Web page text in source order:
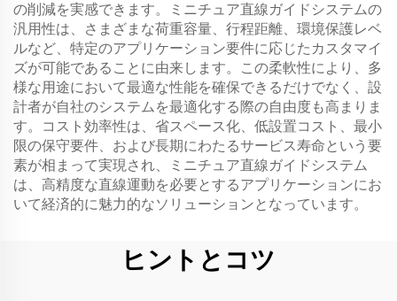
の削減を実感できます。ミニチュア直線ガイドシステムの
汎用性は、さまざまな荷重容量、行程距離、環境保護レベ
ルなど、特定のアプリケーション要件に応じたカスタマイ
ズが可能であることに由来します。この柔軟性により、多
様な用途において最適な性能を確保できるだけでなく、設
計者が自社のシステムを最適化する際の自由度も高まりま
す。コスト効率性は、省スペース化、低設置コスト、最小
限の保守要件、および長期にわたるサービス寿命という要
素が相まって実現され、ミニチュア直線ガイドシステム
は、高精度な直線運動を必要とするアプリケーションにお
いて経済的に魅力的なソリューションとなっています。
ヒントとコツ